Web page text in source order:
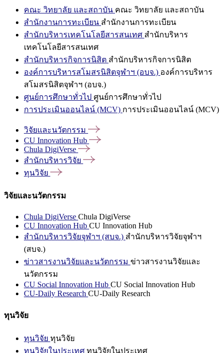
คณะ วิทยาลัย และสถาบัน คณะ วิทยาลัย และสถาบัน
สำนักงานการทะเบียน สำนักงานการทะเบียน
สำนักบริหารเทคโนโลยีสารสนเทศ สำนักบริหาร
เทคโนโลยีสารสนเทศ
สำนักบริหารกิจการนิสิต สำนักบริหารกิจการนิสิต
องค์การบริหารสโมสรนิสิตจุฬาฯ (อบจ.) องค์การบริหาร
สโมสรนิสิตจุฬาฯ (อบจ.)
ศูนย์การศึกษาทั่วไป ศูนย์การศึกษาทั่วไป
การประเมินออนไลน์ (MCV) การประเมินออนไลน์ (MCV)
วิจัยและนวัตกรรม
CU Innovation Hub
Chula DigiVerse
สำนักบริหารวิจัย
ทุนวิจัย
วิจัยและนวัตกรรม
Chula DigiVerse Chula DigiVerse
CU Innovation Hub CU Innovation Hub
สำนักบริหารวิจัยจุฬาฯ (สบจ.) สำนักบริหารวิจัยจุฬาฯ
(สบจ.)
ข่าวสารงานวิจัยและนวัตกรรม ข่าวสารงานวิจัยและ
นวัตกรรม
CU Social Innovation Hub CU Social Innovation Hub
CU-Daily Research CU-Daily Research
ทุนวิจัย
ทุนวิจัย ทุนวิจัย
ทุนวิจัยในประเทศ ทุนวิจัยในประเทศ